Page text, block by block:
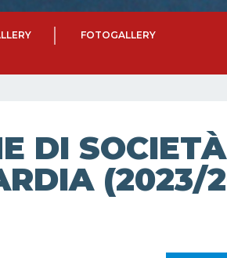
FOTOGALLERY
DI
(2023/